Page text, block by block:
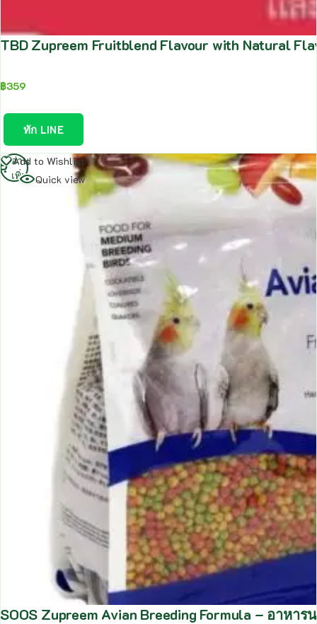
TBD Zupreem Fruitblend Flavour with Natural
฿359
ทัก LINE
Add to Wishlist
Quick view
SOOS Zupreem Avian Breeding Formula – อาห
อ่าน
เพิ่ม